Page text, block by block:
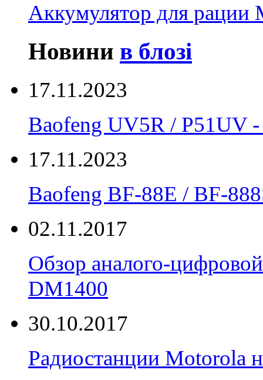
Аккумулятор для рации
Новини в блозі
17.11.2023
Baofeng UV5R /
17.11.2023
Вaofeng BF-88E / BF-
02.11.2017
Обзор аналого-
DM1400
30.10.2017
Радиостанции Motorola